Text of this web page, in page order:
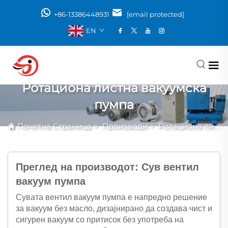
+86-13386448931
[email protected]
EN
Ротациона листна вакуумска
пумпа
Почетна Страница>Производи>Ротациона листна вакуумска пумпа
Преглед на производот: Сув вентил
вакуум пумпа
Сувата вентил вакуум пумпа е напредно решение
за вакуум без масло, дизајнирано да создава чист и
сигурен вакуум со притисок без употреба на